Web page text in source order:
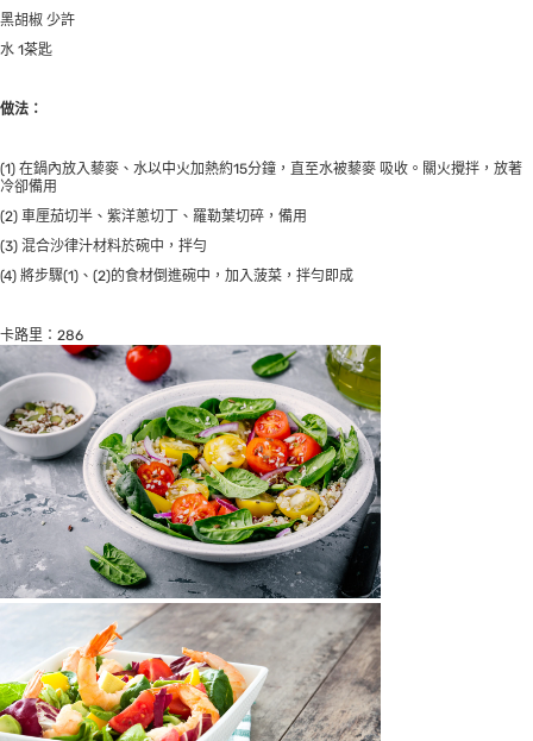
黑胡椒 少許
水 1茶匙
做法：
(1) 在鍋內放入藜麥、水以中火加熱約15分鐘，直至水被藜麥 吸收。關火攪拌，放著
冷卻備用
(2) 車厘茄切半、紫洋蔥切丁、羅勒葉切碎，備用
(3) 混合沙律汁材料於碗中，拌勻
(4) 將步驟(1)、(2)的食材倒進碗中，加入菠菜，拌勻即成
卡路里：286